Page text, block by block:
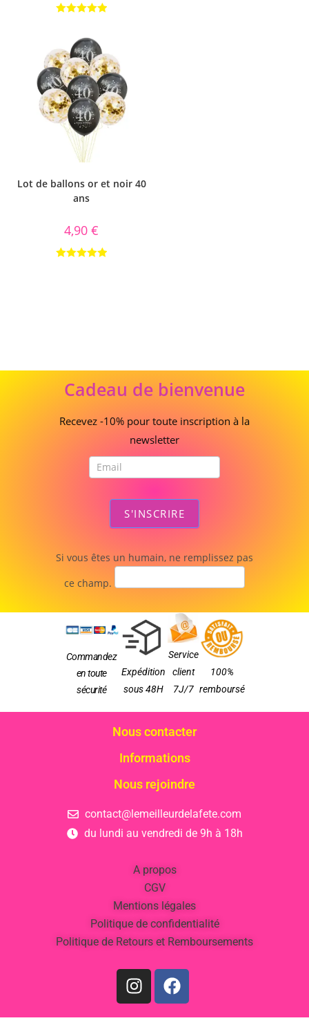
sur 5
Lot de ballons or et noir 40
ans
4,90€
deCadeau de bienvenue
Recevez -10% pour toute inscription à la
newsletter
S'INSCRIRE
Si vous êtes un humain, ne remplissez pas
ce champ.
Commandez
en toute
sécurité
Expédition
sous 48H
Service
client
7J/7
100%
remboursé
Nous contacter
Informations
Nous rejoindre
contact@lemeilleurdelafete.com
du lundi au vendredi de 9h à 18h
A propos
CGV
Mentions légales
Politique de confidentialité
Politique de Retours et Remboursements